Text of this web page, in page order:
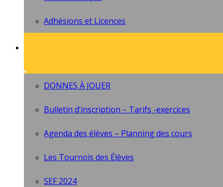
Adhésions et Licences
DONNES À JOUER
Bulletin d’inscription – Tarifs -exercices
Agenda des élèves – Planning des cours
Les Tournois des Élèves
SEF 2024